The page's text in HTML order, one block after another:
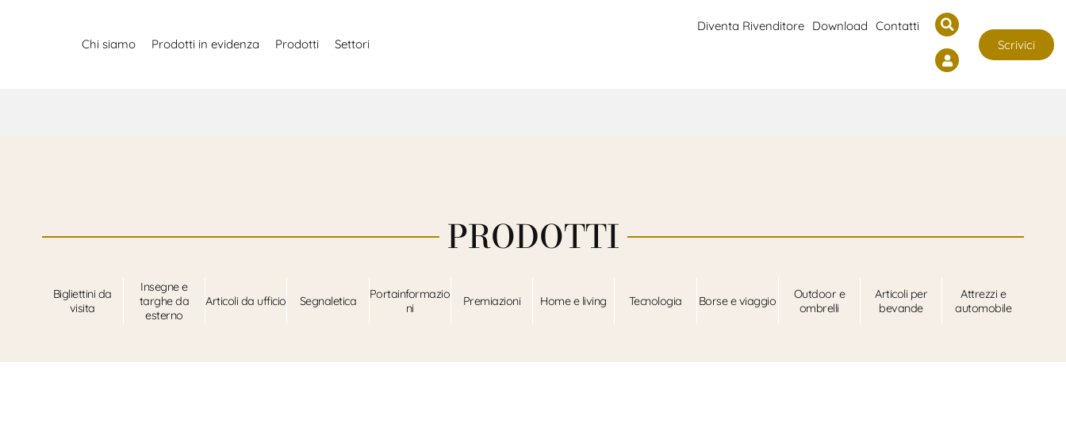
Chi siamo Prodotti in evidenza Prodotti Settori
Diventa Rivenditore Download Contatti
Scrivici
PRODOTTI
Bigliettini da
visita
Insegne e
targhe da
esterno
Articoli da ufficio Segnaletica
Portainformazio
ni
Premiazioni Home e living Tecnologia Borse e viaggio
Outdoor e
ombrelli
Articoli per
bevande
Attrezzi e
automobile